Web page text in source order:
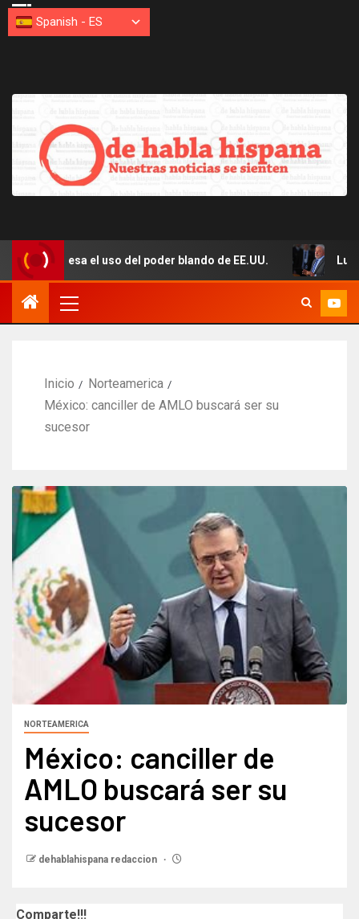
el uso del poder blando de EE.UU. Lula culpa a
Inicio
Norteamerica
México: canciller de AMLO buscará ser su
sucesor
NORTEAMERICA
México: canciller de
AMLO buscará ser su
sucesor
dehablahispana redaccion
Comparte!!!
Spanish - ES